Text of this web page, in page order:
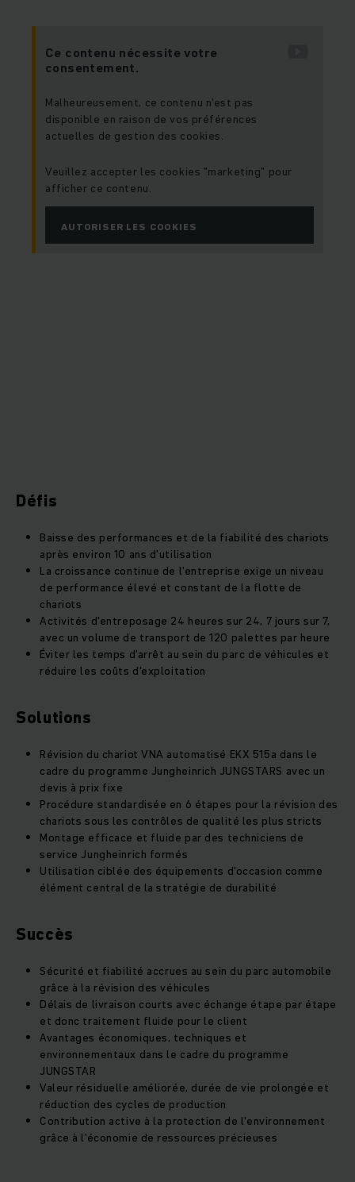
Ce contenu nécessite votre
consentement.
Malheureusement, ce contenu n'est pas
disponible en raison de vos préférences
actuelles de gestion des cookies.
Veuillez accepter les cookies "marketing" pour
afficher ce contenu.
AUTORISER LES COOKIES
Défis
Baisse des performances et de la fiabilité des chariots
après environ 10 ans d'utilisation
La croissance continue de l'entreprise exige un niveau
de performance élevé et constant de la flotte de
chariots
Activités d'entreposage 24 heures sur 24, 7 jours sur 7,
avec un volume de transport de 120 palettes par heure
Éviter les temps d'arrêt au sein du parc de véhicules et
réduire les coûts d'exploitation
Solutions
Révision du chariot VNA automatisé EKX 515a dans le
cadre du programme Jungheinrich JUNGSTARS avec un
devis à prix fixe
Procédure standardisée en 6 étapes pour la révision des
chariots sous les contrôles de qualité les plus stricts
Montage efficace et fluide par des techniciens de
service Jungheinrich formés
Utilisation ciblée des équipements d'occasion comme
élément central de la stratégie de durabilité
Succès
Sécurité et fiabilité accrues au sein du parc automobile
grâce à la révision des véhicules
Délais de livraison courts avec échange étape par étape
et donc traitement fluide pour le client
Avantages économiques, techniques et
environnementaux dans le cadre du programme
JUNGSTAR
Valeur résiduelle améliorée, durée de vie prolongée et
réduction des cycles de production
Contribution active à la protection de l'environnement
grâce à l'économie de ressources précieuses